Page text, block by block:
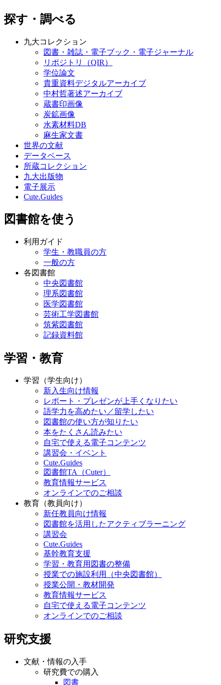
探す・調べる
九大コレクション
図書・雑誌・電子ブック・電子ジャーナル
リポジトリ（QIR）
学位論文
貴重資料デジタルアーカイブ
中村哲著述アーカイブ
蔵書印画像
炭鉱画像
水素材料DB
麻生家文書
世界の文献
データベース
所蔵コレクション
九大出版物
電子展示
Cute.Guides
図書館を使う
利用ガイド
学生・教職員の方
一般の方
各図書館
中央図書館
理系図書館
医学図書館
芸術工学図書館
筑紫図書館
記録資料館
学習・教育
学習（学生向け）
新入生向け情報
レポート・プレゼンが上手くなりたい
語学力を高めたい／留学したい
図書館の使い方が知りたい
本をたくさん読みたい
自宅で使える電子コンテンツ
講習会・イベント
Cute.Guides
図書館TA（Cuter）
教育情報サービス
オンラインでのご相談
教育（教員向け）
新任教員向け情報
図書館を活用したアクティブラーニング
講習会
Cute.Guides
基幹教育支援
学習・教育用図書の整備
授業での施設利用（中央図書館）
授業公開・教材開発
教育情報サービス
自宅で使える電子コンテンツ
オンラインでのご相談
研究支援
文献・情報の入手
研究費での購入
図書